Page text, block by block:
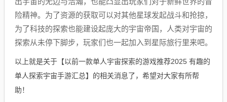
险精神。为了资源的获取可以对其他星球发起战斗和抢掠，
为了科技的探索也能建设起庞大的宇宙帝国，人类对宇宙的
探索从未停下脚步，玩家们也一起加入到星际旅行里来吧。
以上就是关于【以前一款单人宇宙探索的游戏推荐2025 有趣的
单人探索宇宙手游汇总】的相关消息了，希望对大家有所帮
助！